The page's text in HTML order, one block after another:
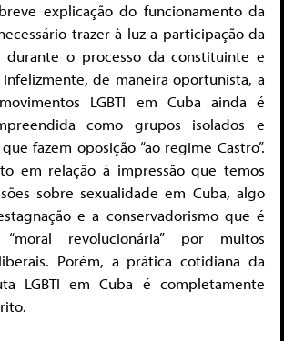
explicação do funcionamento da
trazer à luz a participação da
durante o processo da constituinte e
de maneira oportunista, a
LGBTI em Cuba ainda é
como grupos isolados e
fazem oposição “ao regime Castro”.
em relação à impressão que temos
sobre sexualidade em Cuba, algo
e a conservadorismo que é
revolucionária” por muitos
Porém, a prática cotidiana da
LGBTI em Cuba é completamente